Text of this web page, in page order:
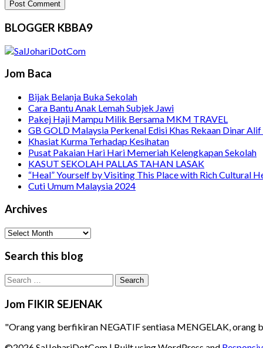
BLOGGER KBBA9
Jom Baca
Bijak Belanja Buka Sekolah
Cara Bantu Anak Lemah Subjek Jawi
Pakej Haji Mampu Milik Bersama MKM TRAVEL
GB GOLD Malaysia Perkenal Edisi Khas Rekaan Dinar
Khasiat Kurma Terhadap Kesihatan
Pusat Pakaian Hari Hari Memeriah Kelengkapan Sekolah
KASUT SEKOLAH PALLAS TAHAN LASAK
“Heal” Yourself by Visiting This Place with Rich Cultural
Cuti Umum Malaysia 2024
Archives
Archives
Search this blog
Search
for:
Jom FIKIR SEJENAK
"Orang yang berfikiran NEGATIF sentiasa MENGELAK, orang